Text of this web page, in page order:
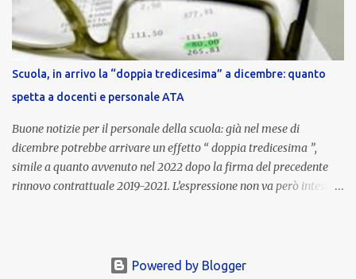
la qualità dell’attività svolta, la gestione delle risorse e il
raggiungimento degli obiettivi fissati dal Ministero dell’Istruzione
e del Merito (MIM) . Per l’anno scolastico 2023/2024, il MIM ha
completato la procedura di valutazione e trasmesso i dati a NoiPA,
che ha poi disposto la liquidazione automatica in busta paga . Gli
importi e le trattenute L’importo medio lordo riconosciuto è di 6....
Scuola, in arrivo la “doppia tredicesima” a dicembre: quanto
spetta a docenti e personale ATA
Buone notizie per il personale della scuola: già nel mese di
dicembre potrebbe arrivare un effetto “ doppia tredicesima ”,
simile a quanto avvenuto nel 2022 dopo la firma del precedente
rinnovo contrattuale 2019-2021. L’espressione non va però intesa in
un’integrazione straordinaria che, pur non raggiungendo l’importo
Powered by Blogger